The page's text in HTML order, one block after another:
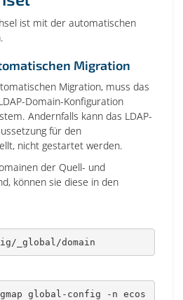
ist mit der automatischen
Migration
Migration, muss das
Domain-Konfiguration
Andernfalls kann das LDAP-
für den
nicht gestartet werden.
der Quell- und
können sie diese in den
_global/domain
global-config -n ecos